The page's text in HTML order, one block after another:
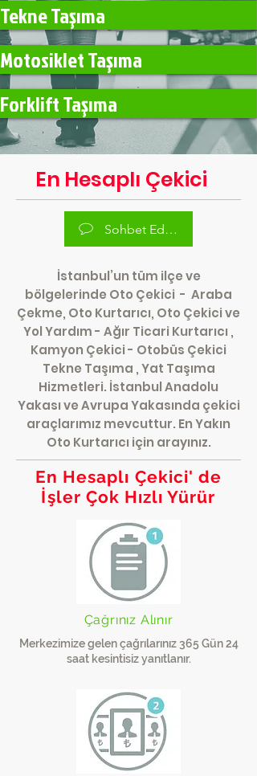
Tekne Taşıma
Motosiklet Taşıma
Forklift Taşıma
En Hesaplı Çekici
Sohbet Edelim
İstanbul’un tüm ilçe ve
bölgelerinde Oto Çekici - Araba
Çekme, Oto Kurtarıcı, Oto Çekici ve
Yol Yardım - Ağır Ticari Kurtarıcı ,
Kamyon Çekici - Otobüs Çekici
Tekne Taşıma , Yat Taşıma
Hizmetleri. İstanbul Anadolu
Yakası ve Avrupa Yakasında çekici
araçlarımız mevcuttur. En Yakın
Oto Kurtarıcı için arayınız.
En Hesaplı Çekici' de
İşler Çok Hızlı Yürür
Çağrınız Alınır
Merkezimize gelen çağrılarınız 365 Gün 24
saat kesintisiz yanıtlanır.